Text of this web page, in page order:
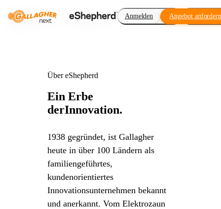
Virtueller Zaun
Anmelden Angebot
Über eShepherd
Ein Erbe
derInnovation.
1938 gegründet, ist Gallagher
heute in über 100 Ländern als
familiengeführtes,
kundenorientiertes
Innovationsunternehmen bekannt
und anerkannt. Vom Elektrozaun